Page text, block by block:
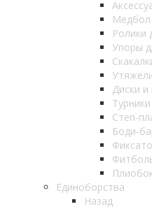
Медбол
Ролики
Упоры
Диски
Степ-
Боди-
Единоборства
Назад